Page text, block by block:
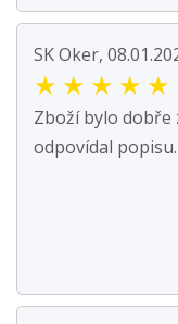
SK Oker,
★ ★ ★ ★ ★
Zboží bylo dobře
odpovídal popisu.